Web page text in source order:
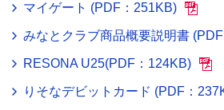
マイゲート (PDF：251KB)
みなとクラブ商品概要説明書
RESONA U25(PDF：124KB)
りそなデビットカード (PDF：